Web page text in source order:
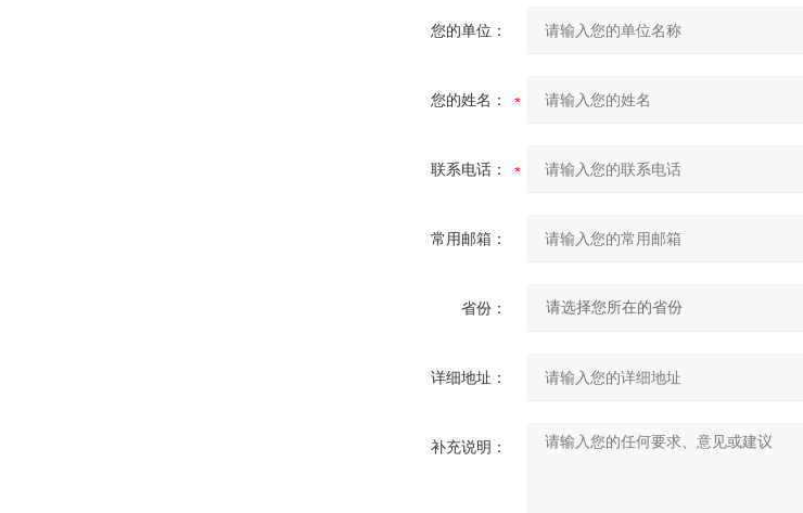
您的单位：
您的姓名：
联系电话：
常用邮箱：
省份：
详细地址：
补充说明：